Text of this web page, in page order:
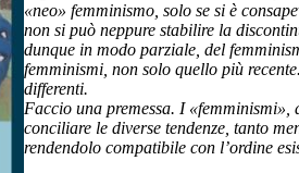
«neo» femminismo, solo se si è
non si può neppure stabilire la
dunque in modo parziale, del
femminismi, non solo quello più
differenti.
Faccio una premessa. I
conciliare le diverse tendenze, tanto
rendendolo compatibile con l’ordine